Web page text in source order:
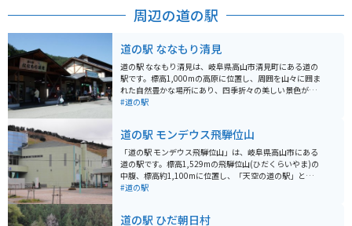
宮ヶ瀬橋からはアユやアマゴ、サツキマスなどの川魚を
観察でき、夏には郡上おどりとともに、釣りや川遊びを
楽しむ人々で賑わいます。新橋から川へ飛び込む名物ジ
ャンプも有名で、地元の人々と観光客に親しまれる清流
の象徴です。
周辺の道の駅
道の駅 ななもり清見
道の駅 ななもり清見は、岐阜県高山市清見町にある道の
駅です。標高1,000mの高原に位置し、周囲を山々に囲ま
れた自然豊かな場所にあり、四季折々の美しい景色が楽
しめます。 春は新緑、夏は避暑地、秋は紅葉と一年を通
も楽しめます。 地元の特産品を販売するショップでは、
飛騨牛や新鮮な野菜、手作りパンなどが人気です。レス
トランでは、地元の食材を使った料理を味わうことがで
きます。 バイクで訪れる際は、駐車場も広く、休憩場所
としても最適です。ただし、山岳地帯のため、天候の変
どもあり、観光拠点としても便利です。
#道の駅
道の駅 モンデウス飛騨位山
「道の駅 モンデウス飛騨位山」は、岐阜県高山市にある
道の駅です。標高1,529mの飛騨位山(ひだくらいやま)の
中腹、標高約1,100mに位置し、「天空の道の駅」とし
て人気を集めています。 周辺には、乗鞍岳や御嶽山など
葉、冬の雪景色と、いつ訪れても感動的な風景に出会え
#道の駅
道の駅 ひだ朝日村